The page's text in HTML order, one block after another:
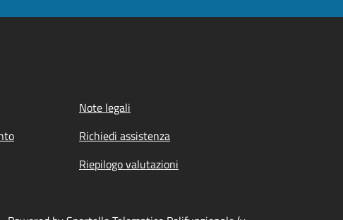
Note legali
Richiedi assistenza
Riepilogo valutazioni